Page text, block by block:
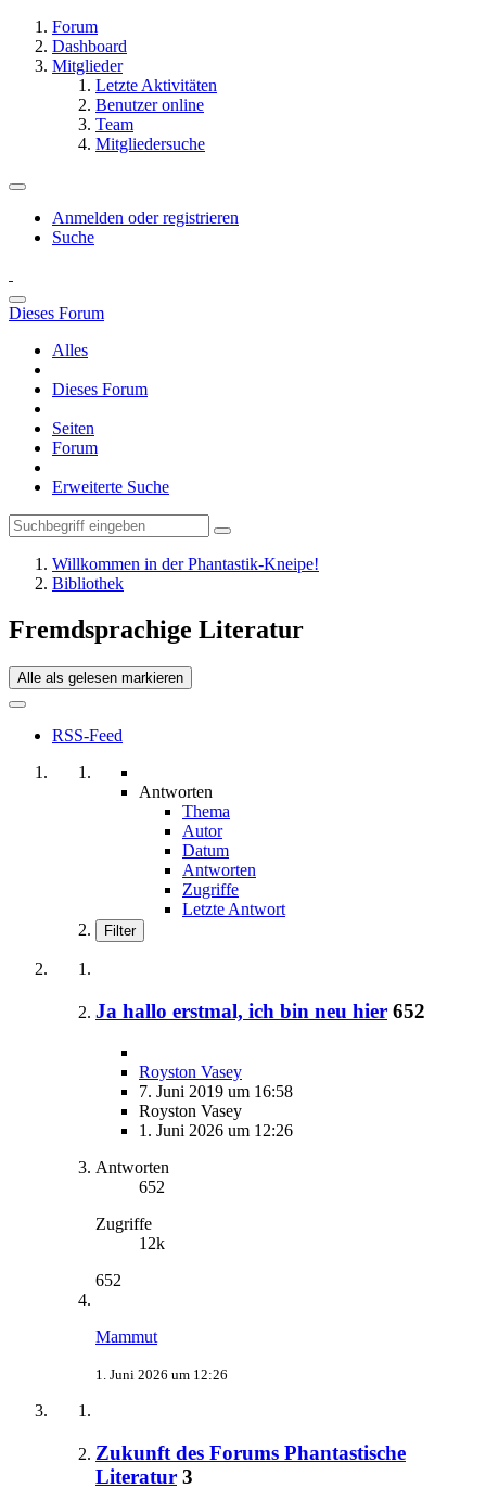
Forum
Dashboard
Mitglieder
Letzte Aktivitäten
Benutzer online
Team
Mitgliedersuche
Anmelden oder registrieren
Suche
Dieses Forum
Alles
Dieses Forum
Seiten
Forum
Erweiterte Suche
Willkommen in der Phantastik-Kneipe!
Bibliothek
Fremdsprachige Literatur
Alle als gelesen markieren
RSS-Feed
Antworten
Thema
Autor
Datum
Antworten
Zugriffe
Letzte Antwort
Filter
Ja hallo erstmal, ich bin neu hier 652
Royston Vasey
7. Juni 2019 um 16:58
Royston Vasey
1. Juni 2026 um 12:26
Antworten
652
Zugriffe
12k
652
Mammut
1. Juni 2026 um 12:26
Zukunft des Forums Phantastische
Literatur 3